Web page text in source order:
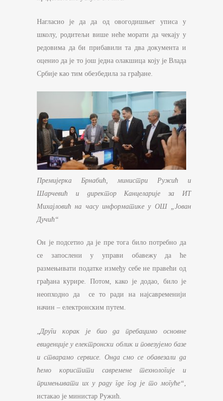
Нагласио је да да од овогодишњег уписа у
школу, родитељи више неће морати да чекају у
редовима да би прибавили та два документа и
оценио да је то још једна олакшица коју је Влада
Србије као тим обезбедила за грађане.
Премијерка Брнабић, министри Ружић и
Шарчевић и директор Канцеларије за ИТ
Михајловић на часу информатике у ОШ „Јован
Дучић“
Он је подсетио да је пре тога било потребно да
се запослени у управи обавежу да ће
размењивати податке између себе не правећи од
грађана курире. Потом, како је додао, било је
неопходно да се то ради на најсавременији
начин – електронским путем.
„Други корак је био да пребацимо основне
евиденције у електронски облик и повезујемо базе
и стварамо сервисе. Онда смо се обавезали да
ћемо користити савремене технологије и
примењивати их у раду где год је то могуће“,
истакао је министар Ружић.